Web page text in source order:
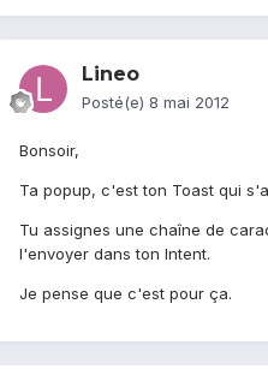
Lineo
Posté(e) 8 mai 2012
Bonsoir,
Ta popup, c'est ton Toast qui
Tu assignes une chaîne de
l'envoyer dans ton Intent.
Je pense que c'est pour ça.